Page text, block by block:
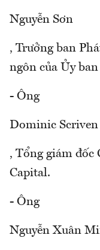
Nguyễn Sơn
, Trưởng ban
ngôn của Ủy
- Ông
Dominic Scriven
, Tổng giám đốc
Capital.
- Ông
Nguyễn Xuân